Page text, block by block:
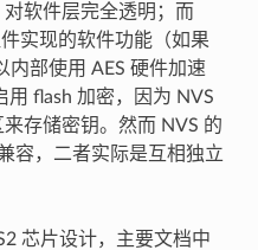
软件层完全透明；而
实现的软件功能（如果
内部使用 AES 硬件加速
flash 加密，因为 NVS
存储密钥。然而 NVS 的
容，二者实际是互相独立
芯片设计，主要文档中